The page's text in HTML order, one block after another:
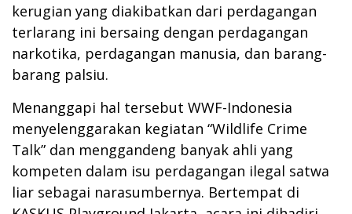
kerugian yang diakibatkan dari perdagangan
terlarang ini bersaing dengan perdagangan
narkotika, perdagangan manusia, dan barang-
barang palsiu.
Menanggapi hal tersebut WWF-Indonesia
menyelenggarakan kegiatan “Wildlife Crime
Talk” dan menggandeng banyak ahli yang
kompeten dalam isu perdagangan ilegal satwa
liar sebagai narasumbernya. Bertempat di